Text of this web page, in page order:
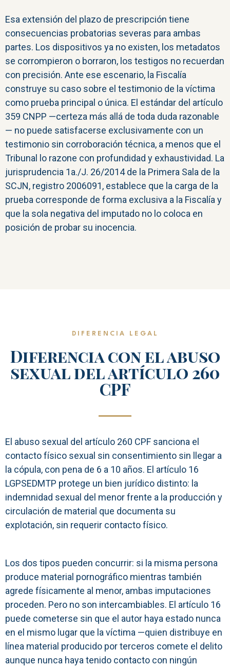
Esa extensión del plazo de prescripción tiene
consecuencias probatorias severas para ambas
partes. Los dispositivos ya no existen, los metadatos
se corrompieron o borraron, los testigos no recuerdan
con precisión. Ante ese escenario, la Fiscalía
construye su caso sobre el testimonio de la víctima
como prueba principal o única. El estándar del artículo
359 CNPP —certeza más allá de toda duda razonable
— no puede satisfacerse exclusivamente con un
testimonio sin corroboración técnica, a menos que el
Tribunal lo razone con profundidad y exhaustividad. La
jurisprudencia 1a./J. 26/2014 de la Primera Sala de la
SCJN, registro 2006091, establece que la carga de la
prueba corresponde de forma exclusiva a la Fiscalía y
que la sola negativa del imputado no lo coloca en
posición de probar su inocencia.
DIFERENCIA LEGAL
Diferencia con el abuso
sexual del artículo 260
CPF
El abuso sexual del artículo 260 CPF sanciona el
contacto físico sexual sin consentimiento sin llegar a
la cópula, con pena de 6 a 10 años. El artículo 16
LGPSEDMTP protege un bien jurídico distinto: la
indemnidad sexual del menor frente a la producción y
circulación de material que documenta su
explotación, sin requerir contacto físico.
Los dos tipos pueden concurrir: si la misma persona
produce material pornográfico mientras también
agrede físicamente al menor, ambas imputaciones
proceden. Pero no son intercambiables. El artículo 16
puede cometerse sin que el autor haya estado nunca
en el mismo lugar que la víctima —quien distribuye en
línea material producido por terceros comete el delito
aunque nunca haya tenido contacto con ningún